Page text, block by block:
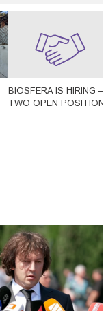
BIOSFERA IS HIRING
TWO OPEN